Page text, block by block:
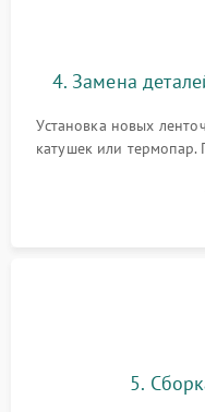
4. Замена
Установка новых
катушек или термопар.
дорожек. Очистка
5.